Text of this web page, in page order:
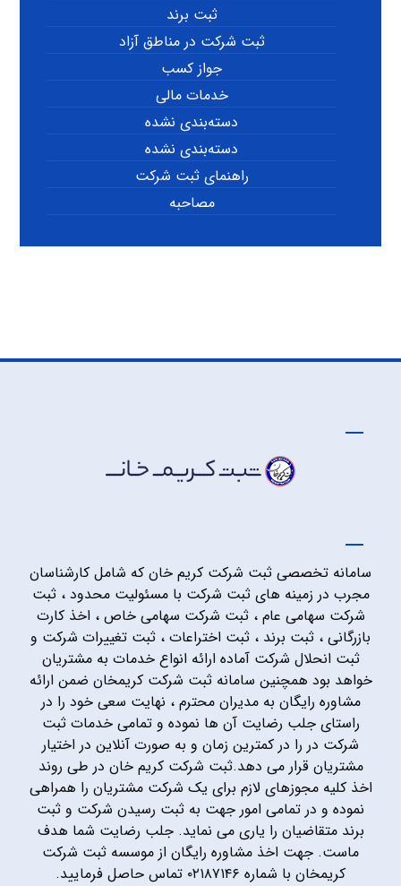
ثبت برند
ثبت شرکت در مناطق آزاد
جواز کسب
خدمات مالی
دسته‌بندی نشده
دسته‌بندی نشده
راهنمای ثبت شرکت
مصاحبه
سامانه تخصصی ثبت شرکت کریم خان که شامل کارشناسان
مجرب در زمینه های ثبت شرکت با مسئولیت محدود ، ثبت
شرکت سهامی عام ، ثبت شرکت سهامی خاص ، اخذ کارت
بازرگانی ، ثبت برند ، ثبت اختراعات ، ثبت تغییرات شرکت و
ثبت انحلال شرکت آماده ارائه انواع خدمات به مشتریان
خواهد بود همچنین سامانه ثبت شرکت کریمخان ضمن ارائه
مشاوره رایگان به مدیران محترم ، نهایت سعی خود را در
راستای جلب رضایت آن ها نموده و تمامی خدمات ثبت
شرکت در را در کمترین زمان و به صورت آنلاین در اختیار
مشتریان قرار می دهد.ثبت شرکت کریم خان در طی روند
اخذ کلیه مجوزهای لازم برای یک شرکت مشتریان را همراهی
نموده و در تمامی امور جهت به ثبت رسیدن شرکت و ثبت
برند متقاضیان را یاری می نماید. جلب رضایت شما هدف
ماست. جهت اخذ مشاوره رایگان از موسسه ثبت شرکت
کریمخان با شماره ۰۲۱۸۷۱۴۶ تماس حاصل فرمایید.